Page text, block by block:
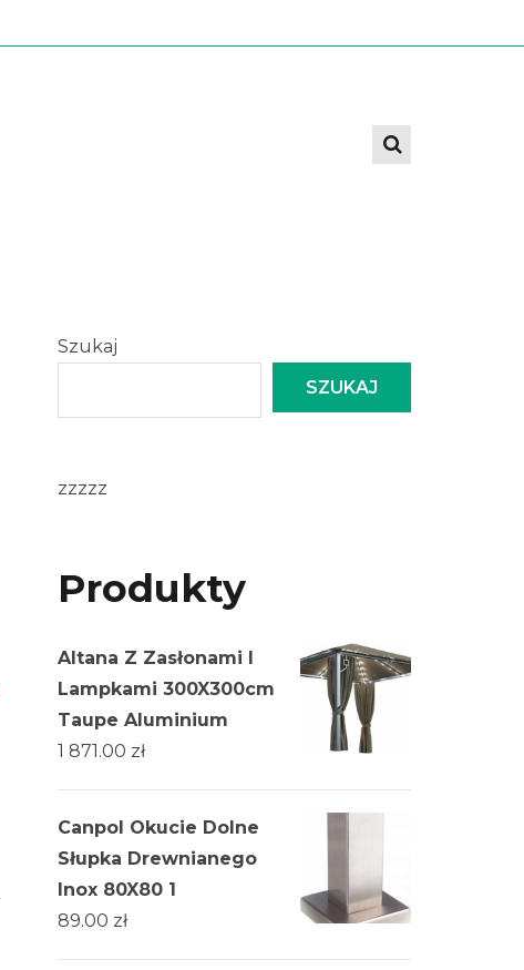
Szukaj
SZUKAJ
zzzzz
Produkty
Altana Z Zasłonami I
Lampkami 300X300cm
Taupe Aluminium
1 871.00 zł
Canpol Okucie Dolne
Słupka Drewnianego
Inox 80X80 1
89.00 zł